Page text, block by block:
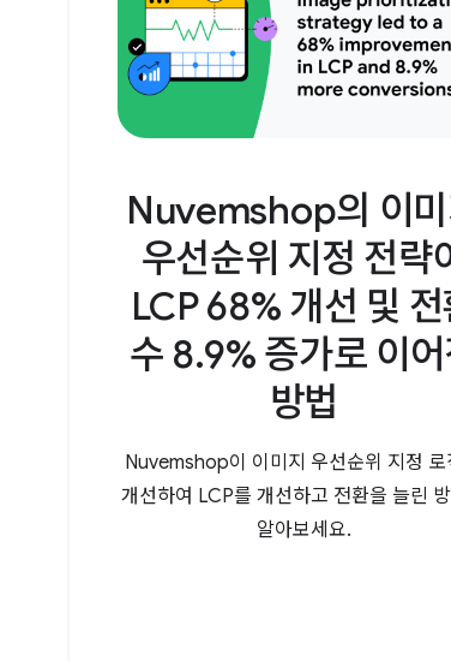
Nuvemshop의 이미
우선순위 지정 전략
LCP 68% 개선 및
수 8.9% 증가로 이
방법
Nuvemshop이 이미지 우선순위 지정 로
개선하여 LCP를 개선하고 전환을 늘린
알아보세요.